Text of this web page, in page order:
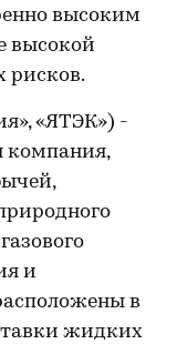
высоким
высокой
рисков.
«ЯТЭК») -
компания,
и
в
жидких